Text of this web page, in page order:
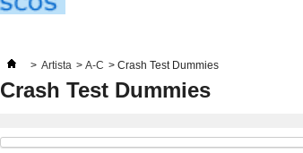
> Artista > A-C > Crash Test Dummies
Crash Test Dummies